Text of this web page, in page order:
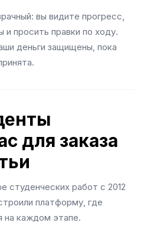
вы видите прогресс,
просить правки по ходу.
деньги защищены, пока
для заказа
студенческих работ с 2012
платформу, где
на каждом этапе.